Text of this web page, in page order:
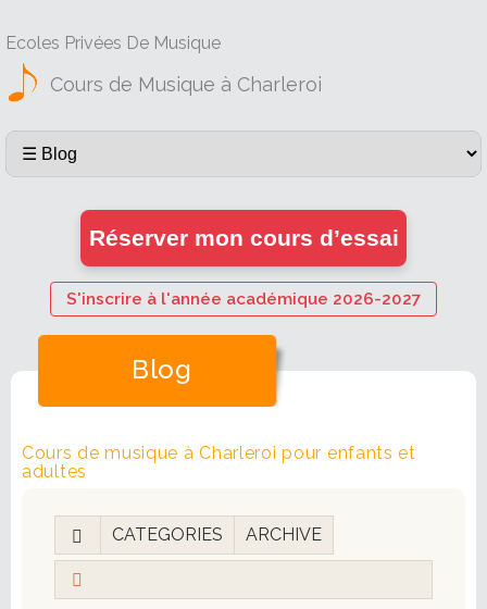
Ecoles Privées De Musique
Cours de Musique à Charleroi
Réserver mon cours d’essai
S'inscrire à l'année académique 2026-2027
Blog
Cours de musique à Charleroi pour enfants et
adultes
CATEGORIES ARCHIVE